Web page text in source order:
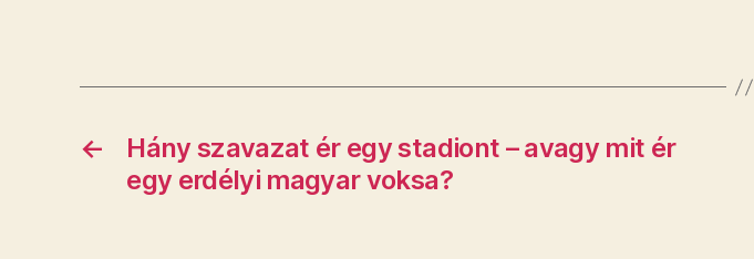
←
Hány szavazat ér egy stadiont – avagy mit ér
egy erdélyi magyar voksa?